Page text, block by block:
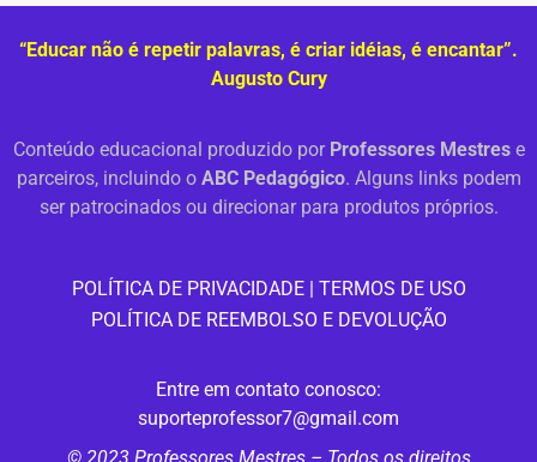
“Educar não é repetir palavras, é criar idéias, é encantar”.
Augusto Cury
Conteúdo educacional produzido por Professores Mestrese
parceiros, incluindo o ABC Pedagógico. Alguns links podem
ser patrocinados ou direcionar para produtos próprios.
POLÍTICA DE PRIVACIDADE| TERMOS DE USO
POLÍTICA DE REEMBOLSO E DEVOLUÇÃO
Entre em contato conosco:
suporteprofessor7@gmail.com